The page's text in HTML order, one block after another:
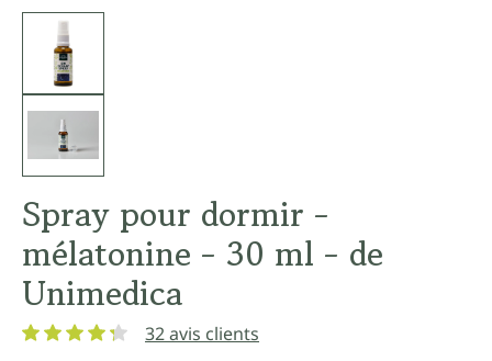
Spray pour dormir -
mélatonine - 30 ml - de
Unimedica
32 avis clients